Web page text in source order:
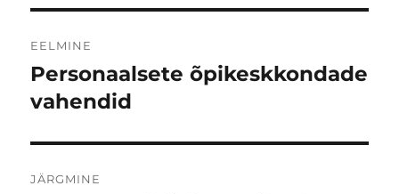
EELMINE
Eelmine
postitus:
Personaalsete õpikeskkondade
vahendid
JÄRGMINE